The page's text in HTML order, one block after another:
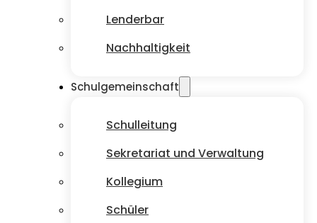
Lenderbar
Nachhaltigkeit
Schulgemeinschaft
Schulleitung
Sekretariat und Verwaltung
Kollegium
Schüler